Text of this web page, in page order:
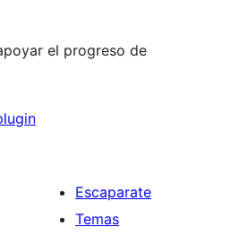
el progreso de
Escaparate
Temas